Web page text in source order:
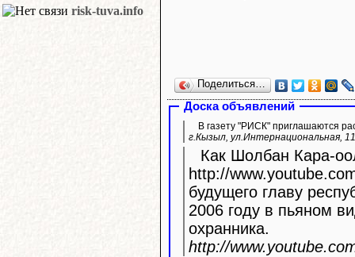
risk-tuva.info
Поделиться…
Доска объявлений
В газету "РИСК" приглашаются
г.Кызыл, ул.Интернациональная,
Как Шолбан Кара-
http://www.youtube.com/
будущего главу
2006 году в пьяном
охранника.
http://